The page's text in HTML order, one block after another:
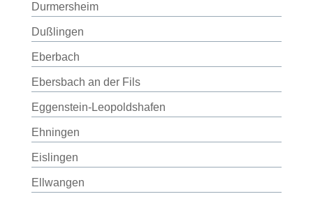
Durmersheim
Dußlingen
Eberbach
Ebersbach an der Fils
Eggenstein-Leopoldshafen
Ehningen
Eislingen
Ellwangen